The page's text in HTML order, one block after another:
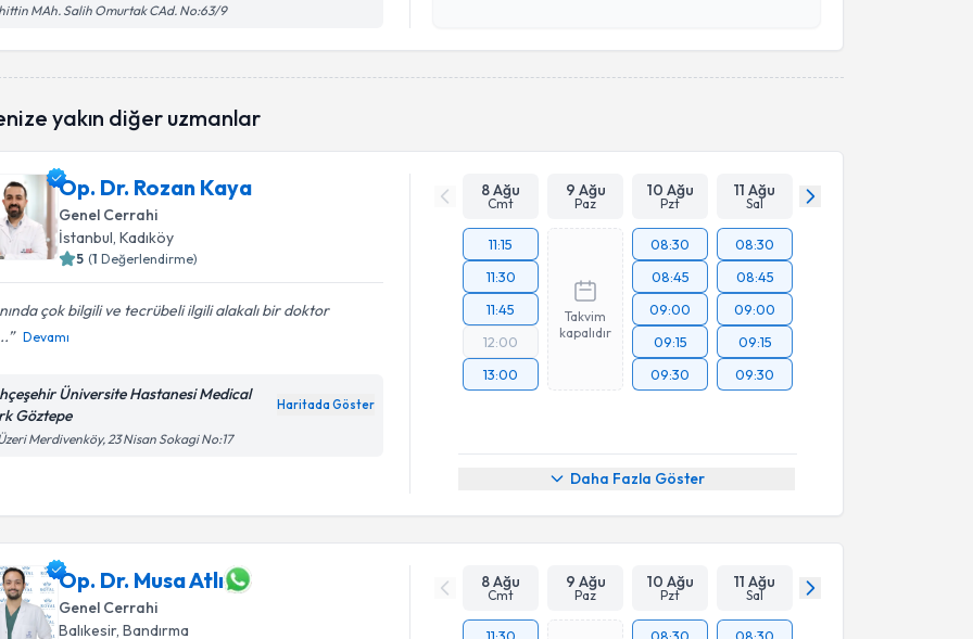
MAh. Salih Omurtak CAd. No:63/9
Takvim Talebini Gönder
yakın diğer uzmanlar
Op. Dr. Rozan Kaya
Genel Cerrahi
İstanbul , Kadıköy
5 (1 Değerlendirme)
çok bilgili ve tecrübeli ilgili alakalı bir doktor
Devamı
Üniversite Hastanesi Medical
Göztepe
Haritada Göster
Merdivenköy, 23 Nisan Sokagi No:17
8 Ağu
Cmt
9 Ağu
Paz
10 Ağu
Pzt
11 Ağu
Sal
11:15
11:30
11:45
12:00
13:00
Takvim
kapalıdır
08:30
08:45
09:00
09:15
09:30
08:30
08:45
09:00
09:15
09:30
Daha Fazla Göster
Op. Dr. Musa Atlı
Genel Cerrahi
Balıkesir, Bandırma
8 Ağu
Cmt
9 Ağu
Paz
10 Ağu
Pzt
11 Ağu
Sal